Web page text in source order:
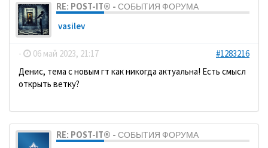
RE: POST-IT® - СОБЫТИЯ ФОРУМА
vasilev
- 06 май 2023, 21:17
#1283216
Денис, тема с новым гт как никогда актуальна! Есть смысл
открыть ветку?
RE: POST-IT® - СОБЫТИЯ ФОРУМА